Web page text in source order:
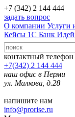
+7 (342) 2 144 444
задать вопрос
О компании Услуги
Кейсы 1С Банк Идей
контактный телефон
+7(342) 2 144 444
наш офис в Перми
ул. Малкова, д.28
напишите нам
info@prorise.ru